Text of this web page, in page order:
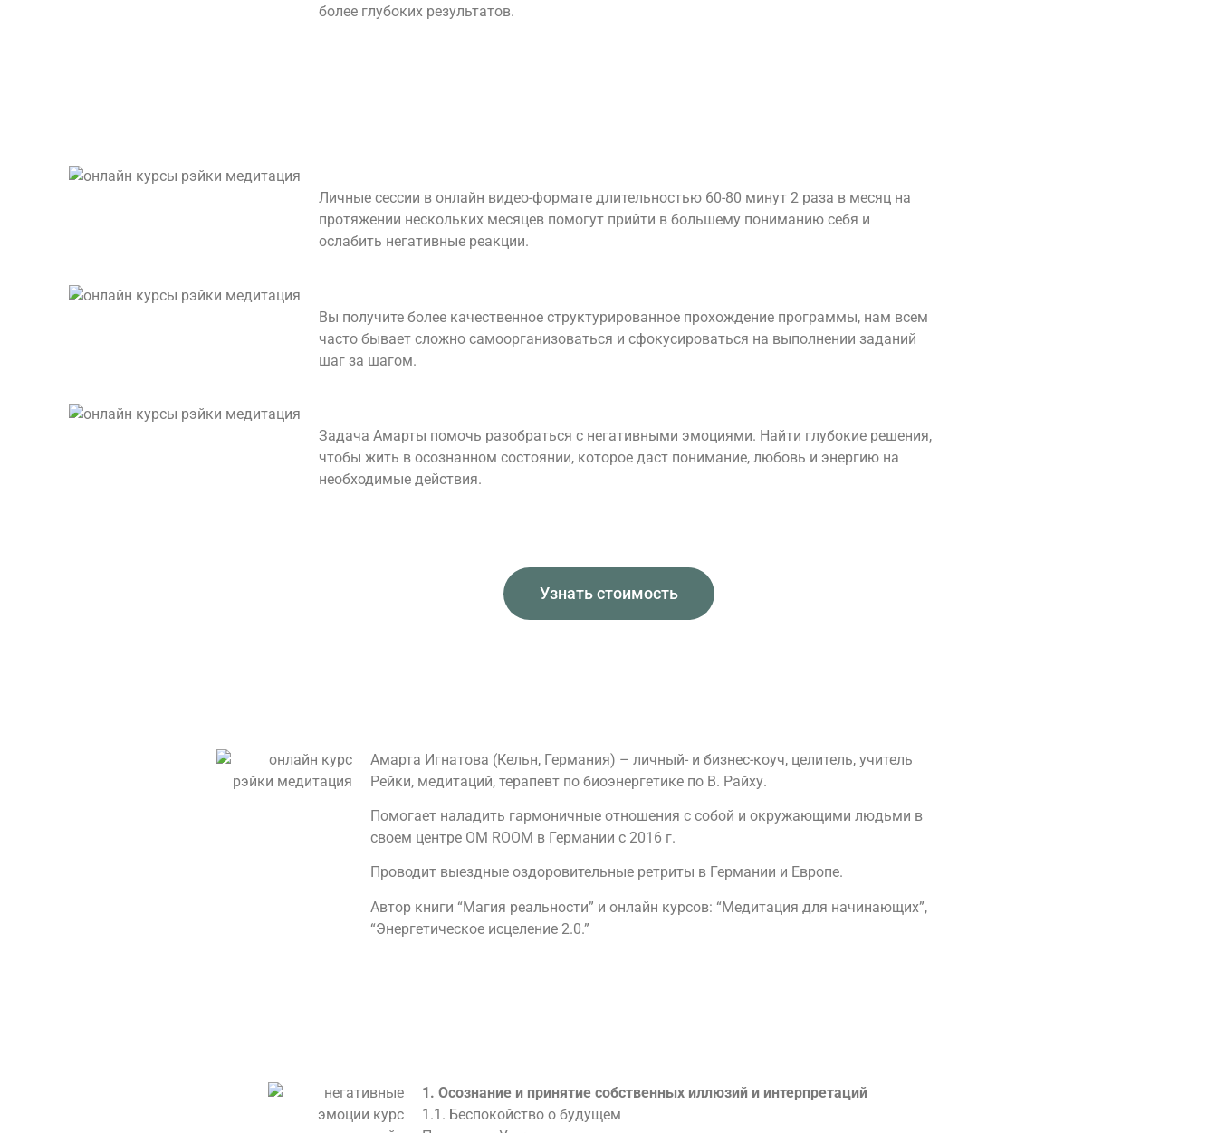
более глубоких результатов.
Личные сессии в онлайн видео-формате длительностью 60-80 минут 2 раза в месяц на
протяжении нескольких месяцев помогут прийти в большему пониманию себя и
ослабить негативные реакции.
Вы получите более качественное структурированное прохождение программы, нам всем
часто бывает сложно самоорганизоваться и сфокусироваться на выполнении заданий
шаг за шагом.
Задача Амарты помочь разобраться с негативными эмоциями. Найти глубокие решения,
чтобы жить в осознанном состоянии, которое даст понимание, любовь и энергию на
необходимые действия.
Узнать стоимость
Амарта Игнатова (Кельн, Германия) – личный- и бизнес-коуч, целитель, учитель
Рейки, медитаций, терапевт по биоэнергетике по В. Райху.
Помогает наладить гармоничные отношения с собой и окружающими людьми в
своем центре OM ROOM в Германии с 2016 г.
Проводит выездные оздоровительные ретриты в Германии и Европе.
Автор книги “Магия реальности” и онлайн курсов: “Медитация для начинающих”,
“Энергетическое исцеление 2.0.”
1. Осознание и принятие собственных иллюзий и интерпретаций
1.1. Беспокойство о будущем